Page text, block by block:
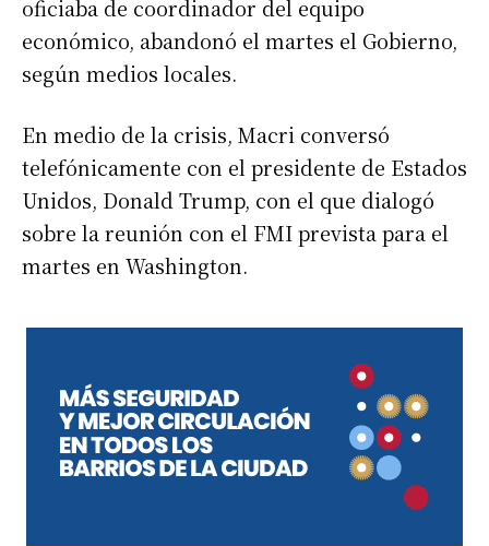
oficiaba de coordinador del equipo
económico, abandonó el martes el Gobierno,
según medios locales.
En medio de la crisis, Macri conversó
telefónicamente con el presidente de Estados
Unidos, Donald Trump, con el que dialogó
sobre la reunión con el FMI prevista para el
martes en Washington.